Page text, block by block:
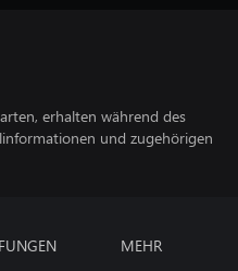
erhalten während des
und zugehörigen
MEHR